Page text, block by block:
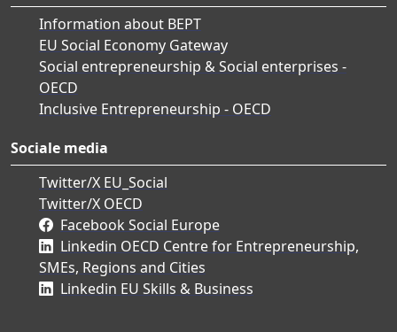
Information about BEPT
EU Social Economy Gateway
Social entrepreneurship & Social enterprises -
OECD
Inclusive Entrepreneurship - OECD
Sociale media
Twitter/X EU_Social
Twitter/X OECD
Facebook Social Europe
Linkedin OECD Centre for Entrepreneurship,
SMEs, Regions and Cities
Linkedin EU Skills & Business